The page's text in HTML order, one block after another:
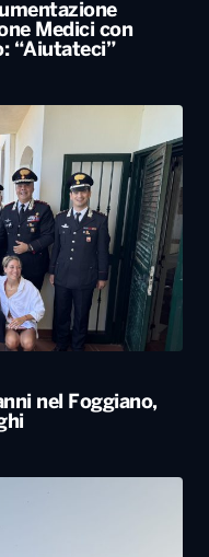
Medici con
“Aiutateci”
nel Foggiano,